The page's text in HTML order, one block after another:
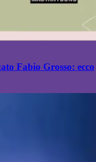
Fabio Grosso: ecco